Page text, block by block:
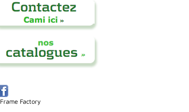
Frame Factory